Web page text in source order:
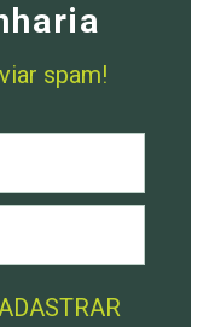
spam!